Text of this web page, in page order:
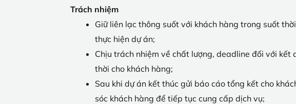
Trách nhiệm
Giữ liên lạc thông suốt với khách hàng trong suốt
thực hiện dự án;
Chịu trách nhiệm về chất lượng, deadline đối với
thời cho khách hàng;
Sau khi dự án kết thúc gửi báo cáo tổng kết cho
sóc khách hàng để tiếp tục cung cấp dịch vụ;